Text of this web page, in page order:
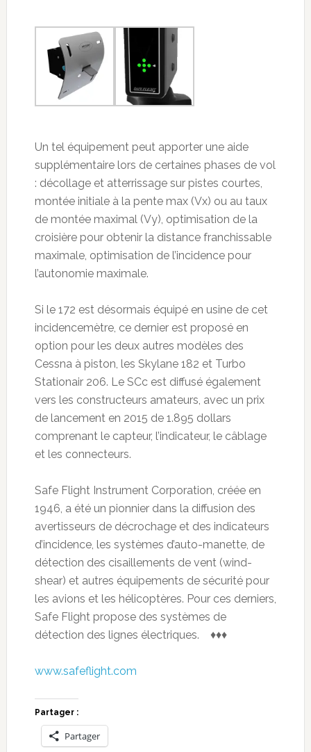
Un tel équipement peut apporter une aide
supplémentaire lors de certaines phases de vol
: décollage et atterrissage sur pistes courtes,
montée initiale à la pente max (Vx) ou au taux
de montée maximal (Vy), optimisation de la
croisière pour obtenir la distance franchissable
maximale, optimisation de l’incidence pour
l’autonomie maximale.
Si le 172 est désormais équipé en usine de cet
incidencemètre, ce dernier est proposé en
option pour les deux autres modèles des
Cessna à piston, les Skylane 182 et Turbo
Stationair 206. Le SCc est diffusé également
vers les constructeurs amateurs, avec un prix
de lancement en 2015 de 1.895 dollars
comprenant le capteur, l’indicateur, le câblage
et les connecteurs.
Safe Flight Instrument Corporation, créée en
1946, a été un pionnier dans la diffusion des
avertisseurs de décrochage et des indicateurs
d’incidence, les systèmes d’auto-manette, de
détection des cisaillements de vent (wind-
shear) et autres équipements de sécurité pour
les avions et les hélicoptères. Pour ces derniers,
Safe Flight propose des systèmes de
détection des lignes électriques. ♦♦♦
www.safeflight.com
Partager :
Partager